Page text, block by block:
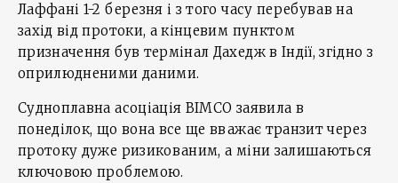
Лаффані 1-2 березня і з того часу перебував на
захід від протоки, а кінцевим пунктом
призначення був термінал Дахедж в Індії, згідно з
оприлюдненими даними.
Судноплавна асоціація BIMCO заявила в
понеділок, що вона все ще вважає транзит через
протоку дуже ризикованим, а міни залишаються
ключовою проблемою.